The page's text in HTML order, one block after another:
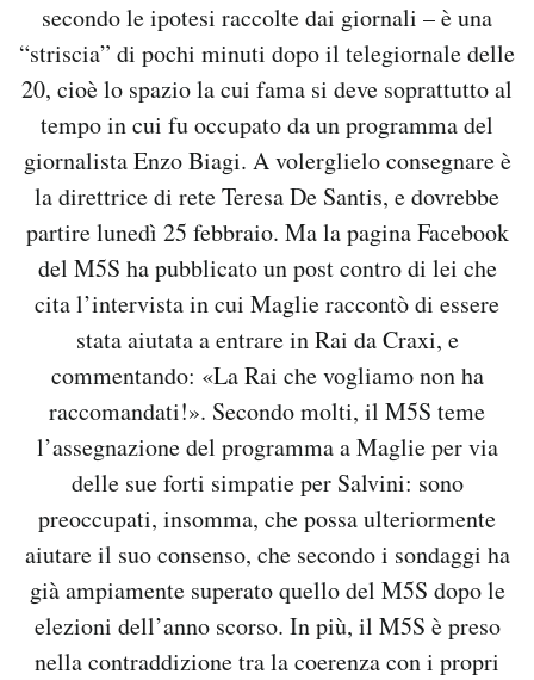
secondo le ipotesi raccolte dai giornali – è una
“striscia” di pochi minuti dopo il telegiornale delle
20, cioè lo spazio la cui fama si deve soprattutto al
tempo in cui fu occupato da un programma del
giornalista Enzo Biagi. A volerglielo consegnare è
la direttrice di rete Teresa De Santis, e dovrebbe
partire lunedì 25 febbraio. Ma la pagina Facebook
del M5S ha pubblicato un post contro di lei che
cita l’intervista in cui Maglie raccontò di essere
stata aiutata a entrare in Rai da Craxi, e
commentando: «La Rai che vogliamo non ha
raccomandati!». Secondo molti, il M5S teme
l’assegnazione del programma a Maglie per via
delle sue forti simpatie per Salvini: sono
preoccupati, insomma, che possa ulteriormente
aiutare il suo consenso, che secondo i sondaggi ha
già ampiamente superato quello del M5S dopo le
elezioni dell’anno scorso. In più, il M5S è preso
nella contraddizione tra la coerenza con i propri